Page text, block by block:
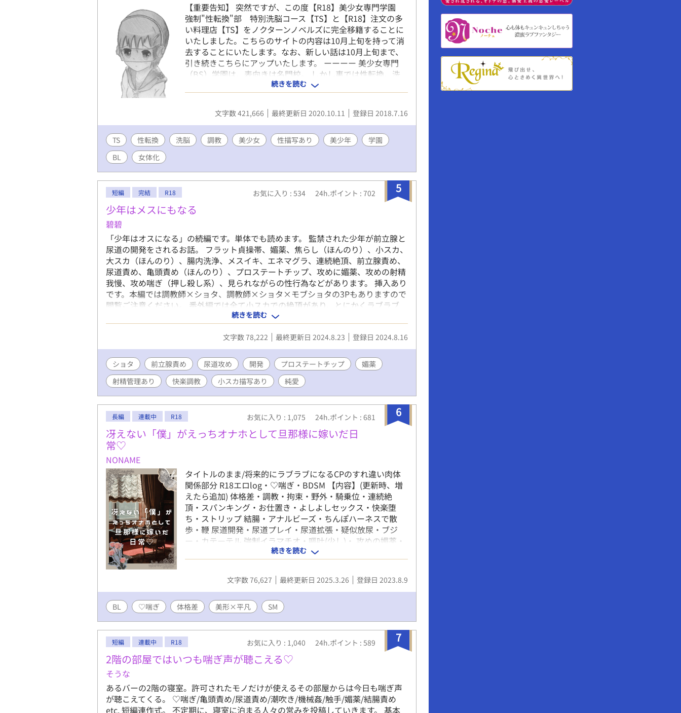
【重要告知】 突然ですが、この度【R18】美少女専門学園
強制"性転換"部 特別洗脳コース【TS】と【R18】注文の多
い料理店【TS】をノクターンノベルズに完全移籍することに
いたしました。こちらのサイトの内容は10月上旬を持って消
去することにいたします。なお、新しい話は10月上旬まで、
引き続きこちらにアップいたします。 ーーーー 美少女専門
（BS）学園は、表向きは名門校。 しかし裏では性転換、洗
脳を行っている。 男とは思えないほど可愛らしい顔をした橘
葵は、 女性が好きなノーマルな男の子だ。 そんな彼の人生
は、何も知らずにBS学園に入った ころから狂い始める。 果
たして、葵は本当に身も心も女性にされてしまうのか。 男性
奇な半生を追ったストーリーである。 ◆はHシーンありで
うの以下のURLで、第一章を順次公開予定です。
https://ncode.syosetu.com/n4811fy/1/ キーワード： 密室
調教、監禁、監禁調教、性転換、TS、ＴＳ、倒錯、性感開
発、洗脳、美少女、美少年、学園、性描写あり、メス化、雌
み、手術、エッチ、エロ、あまあま、和姦、BL? 、変態、
SF、異世界、科学、R18、可愛い受け、らぶえっち、無理や
り、言葉攻め、ドライオーガズム、VR、仮想現実 ーーーー
※文章の修正は適宜行っています。なるべくまとめて最小限
にとどめますが、通知でご迷惑をおかけすることをお詫びい
たします。 ※内容はタイトルの通りです。性描写、性転換が
苦手な方は、ご遠慮ください。
続きを読む
文字数 421,666 最終更新日 2020.10.11 登録日 2018.7.16
TS 性転換 洗脳 調教 美少女 性描写あり 美少年
学園
BL
女体化
5
短編 完結 R18 お気に入り : 534 24h.ポイント : 702
少年はメスにもなる
碧碧
「少年はオスになる」の続編です。単体でも読めます。 監禁された少年が前立腺と
尿道の開発をされるお話。 フラット貞操帯、媚薬、焦らし（ほんのり）、小スカ、
大スカ（ほんのり）、腸内洗浄、メスイキ、エネマグラ、連続絶頂、前立腺責め、
尿道責め、亀頭責め（ほんのり）、プロステートチップ、攻めに媚薬、攻めの射精
我慢、攻め喘ぎ（押し殺し系）、見られながらの性行為などがあります。 挿入あり
です。本編では調教師×ショタ、調教師×ショタ×モブショタの3Pもありますので
閲覧ご注意ください。 番外編では全て小スカでの絶頂があり、とにかくラブラブ
甘々恋人セックスしています。堅物おじさん調教師がすっかり溺愛攻めとなりまし
た。 早熟→恋人セックス。受けに煽られる攻め。受けが飲精します。 成熟→調教
プレイ。乳首責めや射精我慢、オナホ腰振り、オナホに入れながらセックスなど。
攻めが受けの前で自慰、飲精、攻めフェラもあります。 完熟（前編）→３年後と１
０年後の話。乳首責め、甘イキ、攻めが受けの中で潮吹き、攻めに手コキ、飲精な
ど。 完熟（後編）→ほぼエロのみ。１５年後の話。調教プレイ。乳首責め、射精我
慢、甘イキ、脳イキ、キスイキ、亀頭責め、ローションガーゼ、オナホ、オナホコ
キ、潮吹き、睡姦、連続絶頂、メスイキなど。
続きを読む
文字数 78,222 最終更新日 2024.8.23 登録日 2024.8.16
ショタ 前立腺責め 尿道攻め 開発 プロステートチップ
媚薬
射精管理あり
快楽調教 小スカ描写あり 純愛
6
長編 連載中 R18 お気に入り : 1,075 24h.ポイント : 681
冴えない「僕」がえっちオナホとして旦那様に嫁いだ日
常♡
NONAME
タイトルのまま/将来的にラブラブになるCPのすれ違い肉体
関係部分 R18エロlog・♡喘ぎ・BDSM 【内容】(更新時、増
えたら追加) 体格差・調教・拘束・野外・騎乗位・連続絶
頂・スパンキング・お仕置き・よしよしセックス・快楽堕
ち・ストリップ 結腸・アナルビーズ・ちんぽハーネスで散
歩・鞭 尿道開発・尿道プレイ・尿道拡張・疑似放尿・ブジ
ー・カテーテル 強制イラマチオ・嘔吐(少し)・ 攻めの媚薬・
受の号泣・小スカ・靴舐め 婚前調教編：ストリップ・竿酒・
土下座・床舐め・開発・ぺニス緊縛・イラマチオ・オナ禁
【今後書きたい】種付けプレス・体格差のあるプレイ・ピア
ッシング・鼻穴射精・喉奥開発・乳首開発・乳首ピアス・お
帯 (らぶらぶ軸で書きたい)フィスト・アナルホール 内容が分
かりやすいよう更新日とプレイがタイトル。基本繋がってな
い。 モチベのために、応援や感想waveboxにいただけるとと
ても嬉しいです♡
続きを読む
文字数 76,627 最終更新日 2025.3.26 登録日 2023.8.9
BL ♡喘ぎ 体格差 美形×平凡 SM
7
短編 連載中 R18 お気に入り : 1,040 24h.ポイント : 589
2階の部屋ではいつも喘ぎ声が聴こえる♡
そうな
あるバーの2階の寝室。許可されたモノだけが使えるその部屋からは今日も喘ぎ声
が聴こえてくる。 ♡喘ぎ/亀頭責め/尿道責め/潮吹き/機械姦/触手/媚薬/結腸責め
etc. 短編連作式。 不定期に、寝室に泊まる人々の営みを投稿していきます。 基本